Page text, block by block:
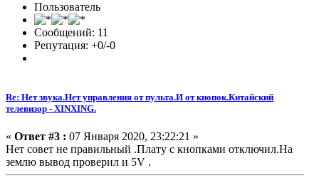
Пользователь
Сообщений: 11
Репутация: +0/-0
Re: Нет звука.Нет управления от пульта.И от кнопок.Китайский
телевизор - XINXING.
« Ответ #3 : 07 Января 2020, 23:22:21 »
Нет совет не правильный .Плату с кнопками отключил.На
землю вывод проверил и 5V .